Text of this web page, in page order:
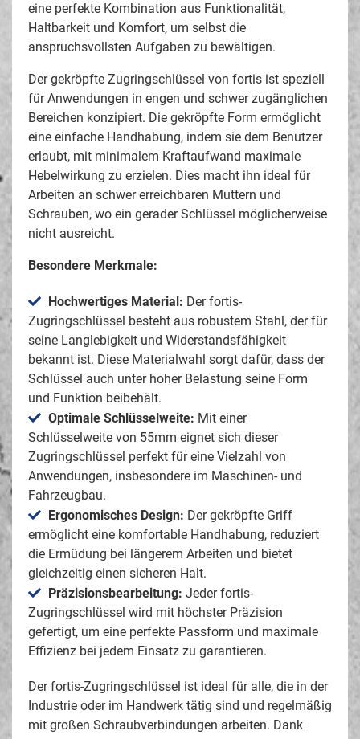
eine perfekte Kombination aus Funktionalität,
Haltbarkeit und Komfort, um selbst die
anspruchsvollsten Aufgaben zu bewältigen.
Der gekröpfte Zugringschlüssel von fortis ist speziell
für Anwendungen in engen und schwer zugänglichen
Bereichen konzipiert. Die gekröpfte Form ermöglicht
eine einfache Handhabung, indem sie dem Benutzer
erlaubt, mit minimalem Kraftaufwand maximale
Hebelwirkung zu erzielen. Dies macht ihn ideal für
Arbeiten an schwer erreichbaren Muttern und
Schrauben, wo ein gerader Schlüssel möglicherweise
nicht ausreicht.
Besondere Merkmale:
Hochwertiges Material: Der fortis-
Zugringschlüssel besteht aus robustem Stahl, der für
seine Langlebigkeit und Widerstandsfähigkeit
bekannt ist. Diese Materialwahl sorgt dafür, dass der
Schlüssel auch unter hoher Belastung seine Form
und Funktion beibehält.
Optimale Schlüsselweite: Mit einer
Schlüsselweite von 55mm eignet sich dieser
Zugringschlüssel perfekt für eine Vielzahl von
Anwendungen, insbesondere im Maschinen- und
Fahrzeugbau.
Ergonomisches Design: Der gekröpfte Griff
ermöglicht eine komfortable Handhabung, reduziert
die Ermüdung bei längerem Arbeiten und bietet
gleichzeitig einen sicheren Halt.
Präzisionsbearbeitung: Jeder fortis-
Zugringschlüssel wird mit höchster Präzision
gefertigt, um eine perfekte Passform und maximale
Effizienz bei jedem Einsatz zu garantieren.
Der fortis-Zugringschlüssel ist ideal für alle, die in der
Industrie oder im Handwerk tätig sind und regelmäßig
mit großen Schraubverbindungen arbeiten. Dank